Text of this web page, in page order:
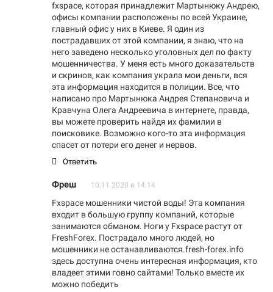
fxspace, которая принадлежит Мартынюку Андрею,
офисы компании расположены по всей Украине,
главный офис у них в Киеве. Я один из
пострадавших от этой компании, я знаю, что на
него заведено несколько уголовных дел по факту
мошенничества. У меня есть много доказательств
и скринов, как компания украла мои деньги, вся
эта информация находится в полиции. Все, что
написано про Мартынюка Андрея Степановича и
Кравчуна Олега Андреевича в интернете, правда,
вы можете проверить найдя их фамилии в
поисковике. Возможно кого-то эта информация
спасет от потери его денег и нервов.
Ответить
Фреш 10.11.2020 в 14:14
Fxspace мошенники чистой воды! Эта компания
входит в большую группу компаний, которые
занимаются обманом. Ноги у Fxspacе растут от
FreshForex. Пострадало много людей, но
мошенники не останавливаются.fresh-forex.info
здесь доступна очень интересная информация, кто
владеет этими говно сайтами! Только вместе их
можно победить